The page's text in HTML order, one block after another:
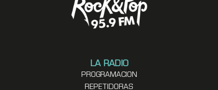
LA RADIO
PROGRAMACION
REPETIDORAS